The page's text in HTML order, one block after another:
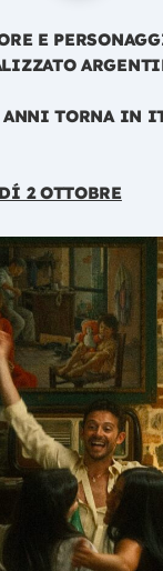
E
TORNA IN
2 OTTOBRE